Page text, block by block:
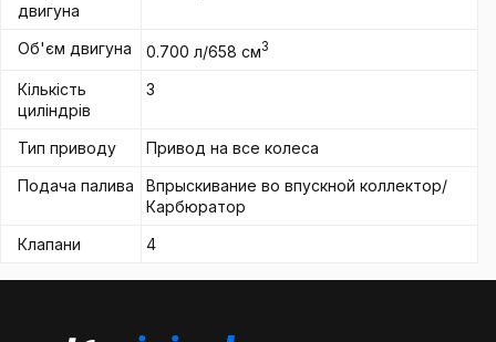
двигуна
Об'єм двигуна 0.700 л/658 см3
Кількість
циліндрів
3
Тип приводу
Привод на все колеса
Подача палива
Впрыскивание во впускной коллектор/
Карбюратор
Клапани
4